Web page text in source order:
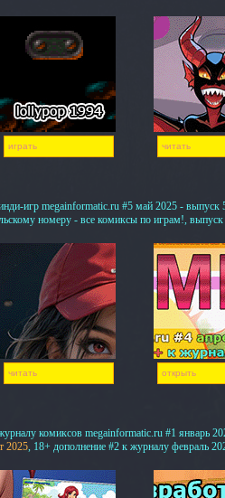
играть читать
игр megainformatic.ru #5 май 2025 - выпуск
номеру - все комиксы по играм!,
читать открыть
комиксов megainformatic.ru #1 январь
2025, 18+ дополнение #2 к журналу февраль